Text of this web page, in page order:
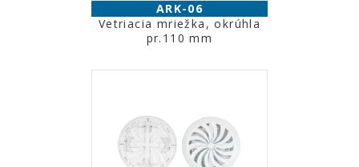
ARK-06
Vetriacia mriežka, okrúhla
pr.110 mm